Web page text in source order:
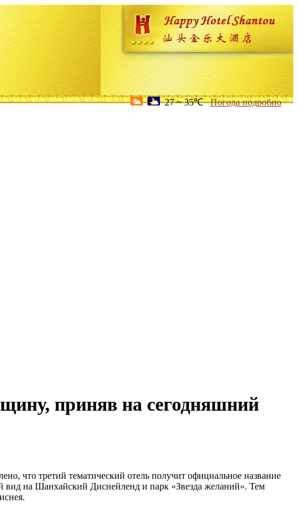
27 ~ 35℃ Погода подробно
приняв на сегодняшний
что третий тематический отель получит официальное название
вид на Шанхайский Диснейленд и парк «Звезда желаний». Тем